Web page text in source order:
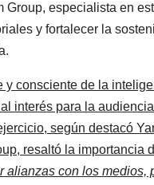
especialista en
y fortalecer la
consciente de la
interés para la
según destacó
resaltó la importancia
alianzas con los medios,